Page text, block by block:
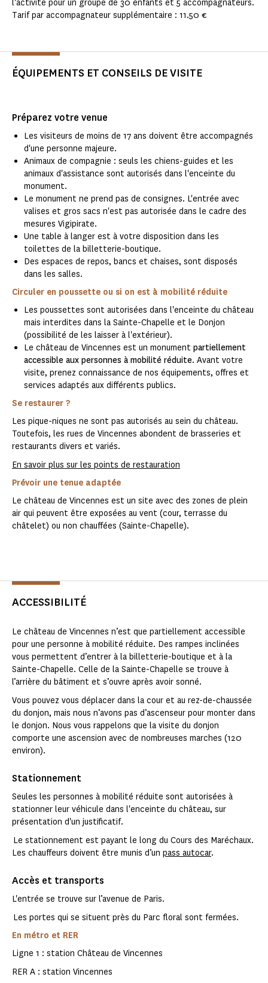
l'activité pour un groupe de 30 enfants et 5 accompagnateurs.
Tarif par accompagnateur supplémentaire : 11.50 €
ÉQUIPEMENTS ET CONSEILS DE VISITE
Préparez votre venue
Les visiteurs de moins de 17 ans doivent être accompagnés
d'une personne majeure.
Animaux de compagnie : seuls les chiens-guides et les
animaux d'assistance sont autorisés dans l'enceinte du
monument.
Le monument ne prend pas de consignes. L'entrée avec
valises et gros sacs n'est pas autorisée dans le cadre des
mesures Vigipirate.
Une table à langer est à votre disposition dans les
toilettes de la billetterie-boutique.
Des espaces de repos, bancs et chaises, sont disposés
dans les salles.
Circuler en poussette ou si on est à mobilité réduite
Les poussettes sont autorisées dans l'enceinte du château
mais interdites dans la Sainte-Chapelle et le Donjon
(possibilité de les laisser à l'extérieur).
Le château de Vincennes est un monument partiellement
accessible aux personnes à mobilité réduite. Avant votre
visite, prenez connaissance de nos équipements, offres et
services adaptés aux différents publics.
Se restaurer ?
Les pique-niques ne sont pas autorisés au sein du château.
Toutefois, les rues de Vincennes abondent de brasseries et
restaurants divers et variés.
En savoir plus sur les points de restauration
Prévoir une tenue adaptée
Le château de Vincennes est un site avec des zones de plein
air qui peuvent être exposées au vent (cour, terrasse du
châtelet) ou non chauffées (Sainte-Chapelle).
ACCESSIBILITÉ
Le château de Vincennes n’est que partiellement accessible
pour une personne à mobilité réduite. Des rampes inclinées
vous permettent d’entrer à la billetterie-boutique et à la
Sainte-Chapelle. Celle de la Sainte-Chapelle se trouve à
l’arrière du bâtiment et s’ouvre après avoir sonné.
Vous pouvez vous déplacer dans la cour et au rez-de-chaussée
du donjon, mais nous n’avons pas d’ascenseur pour monter dans
le donjon. Nous vous rappelons que la visite du donjon
comporte une ascension avec de nombreuses marches (120
environ).
Stationnement
Seules les personnes à mobilité réduite sont autorisées à
stationner leur véhicule dans l'enceinte du château, sur
présentation d'un justificatif.
Le stationnement est payant le long du Cours des Maréchaux.
Les chauffeurs doivent être munis d’un pass autocar.
Accès et transports
L'entrée se trouve sur l’avenue de Paris.
Les portes qui se situent près du Parc floral sont fermées.
En métro et RER
Ligne 1 : station Château de Vincennes
RER A : station Vincennes